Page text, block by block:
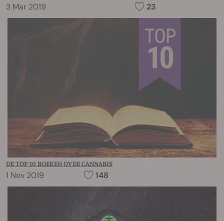
3 Mar 2019 23
DE TOP 10 BOEKEN OVER CANNABIS
1 Nov 2019 148